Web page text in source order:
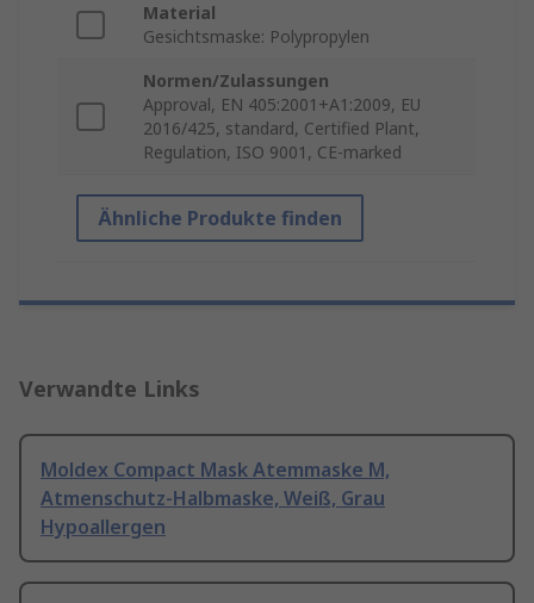
Material
Gesichtsmaske: Polypropylen
Normen/Zulassungen
Approval, EN 405:2001+A1:2009, EU
2016/425, standard, Certified Plant,
Regulation, ISO 9001, CE-marked
Ähnliche Produkte finden
Verwandte Links
Moldex Compact Mask Atemmaske M,
Atmenschutz-Halbmaske, Weiß, Grau
Hypoallergen